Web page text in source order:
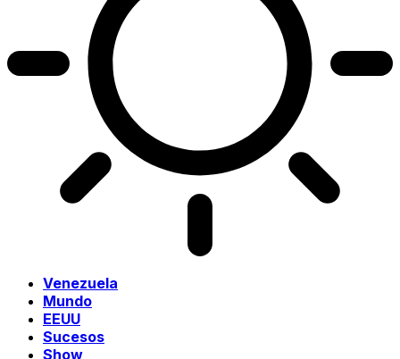
Venezuela
Mundo
EEUU
Sucesos
Show